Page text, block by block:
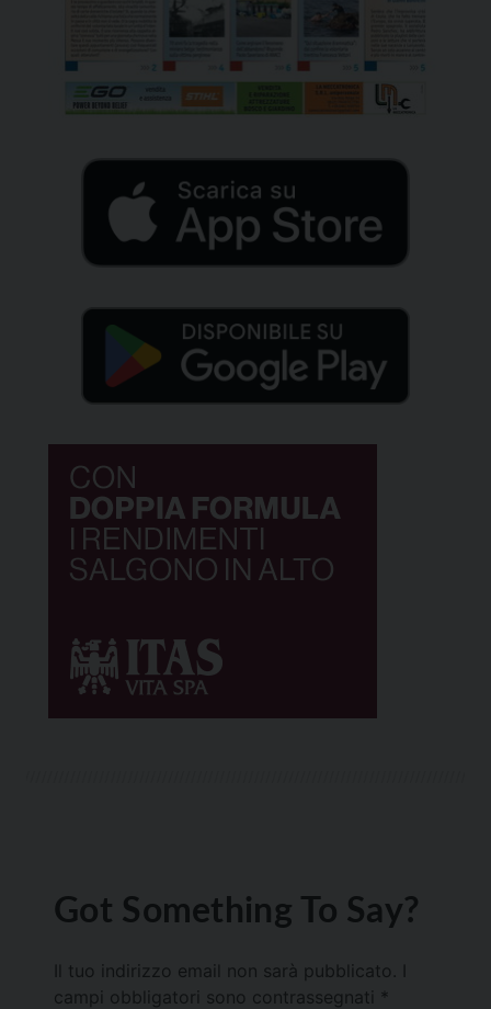
Got Something To Say?
Il tuo indirizzo email non sarà pubblicato.
campi obbligatori sono contrassegnati *